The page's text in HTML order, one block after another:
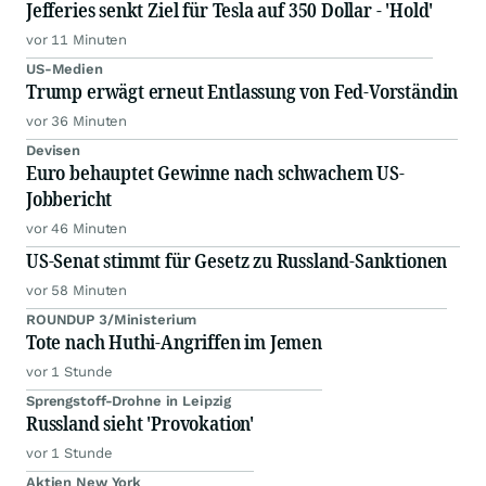
Jefferies senkt Ziel für Tesla auf 350 Dollar - 'Hold'
vor 11 Minuten
US-Medien
Trump erwägt erneut Entlassung von Fed-Vorständin
vor 36 Minuten
Devisen
Euro behauptet Gewinne nach schwachem US-
Jobbericht
vor 46 Minuten
US-Senat stimmt für Gesetz zu Russland-Sanktionen
vor 58 Minuten
ROUNDUP 3/Ministerium
Tote nach Huthi-Angriffen im Jemen
vor 1 Stunde
Sprengstoff-Drohne in Leipzig
Russland sieht 'Provokation'
vor 1 Stunde
Aktien New York